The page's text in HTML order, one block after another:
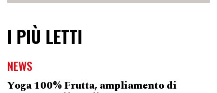
I PIÙ LETTI
NEWS
Yoga 100% Frutta, ampliamento di